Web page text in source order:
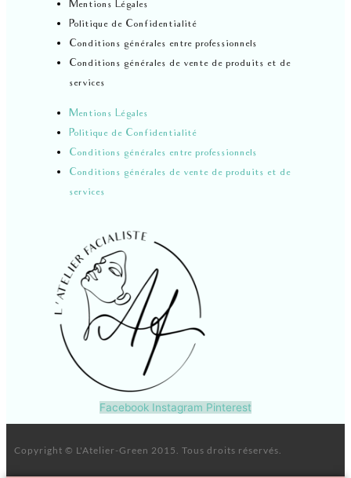
Mentions Légales
Politique de Confidentialité
Conditions générales entre professionnels
Conditions générales de vente de produits et de
services
Mentions Légales
Politique de Confidentialité
Conditions générales entre professionnels
Conditions générales de vente de produits et de
services
Facebook Instagram Pinterest
Copyright © L'Atelier-Green 2015. Tous droits réservés.